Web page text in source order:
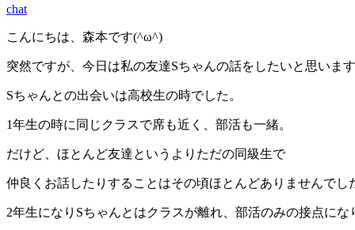
chat
こんにちは、森本です(^ω^)
突然ですが、今日は私の友達Sちゃんの話をしたいと思います
Sちゃんとの出会いは高校生の時でした。
1年生の時に同じクラスで席も近く、部活も一緒。
だけど、ほとんど友達というよりただの同級生で
仲良くお話したりすることはその頃ほとんどありませんでし
2年生になりSちゃんとはクラスが離れ、部活のみの接点にな